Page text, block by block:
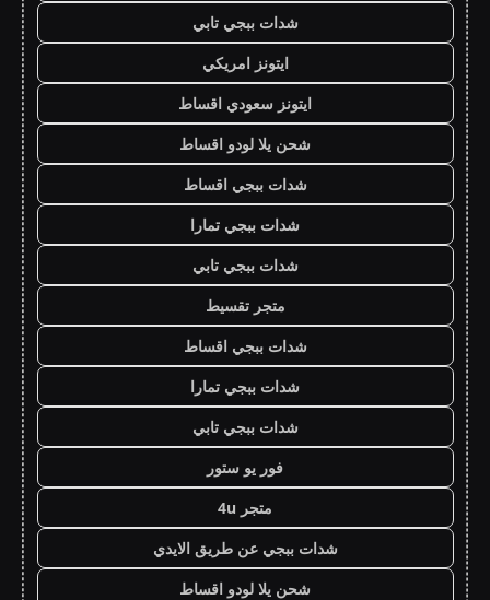
شدات ببجي تابي
ايتونز امريكي
ايتونز سعودي اقساط
شحن يلا لودو اقساط
شدات ببجي اقساط
شدات ببجي تمارا
شدات ببجي تابي
متجر تقسيط
شدات ببجي اقساط
شدات ببجي تمارا
شدات ببجي تابي
فور يو ستور
متجر 4u
شدات ببجي عن طريق الايدي
شحن يلا لودو اقساط